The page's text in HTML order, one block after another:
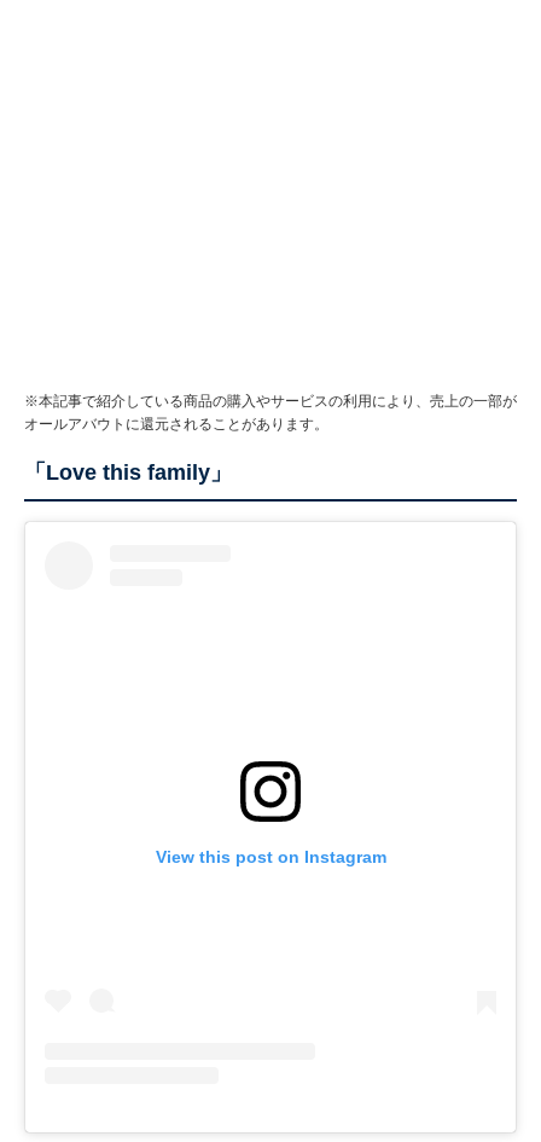
※本記事で紹介している商品の購入やサービスの利用により、売上の一部が
オールアバウトに還元されることがあります。
「Love this family」
View this post on Instagram